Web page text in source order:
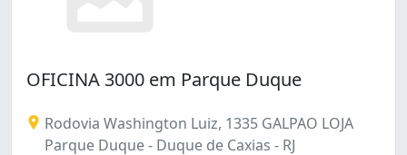
OFICINA 3000 em Parque Duque
Rodovia Washington Luiz, 1335 GALPAO LOJA
Parque Duque - Duque de Caxias - RJ